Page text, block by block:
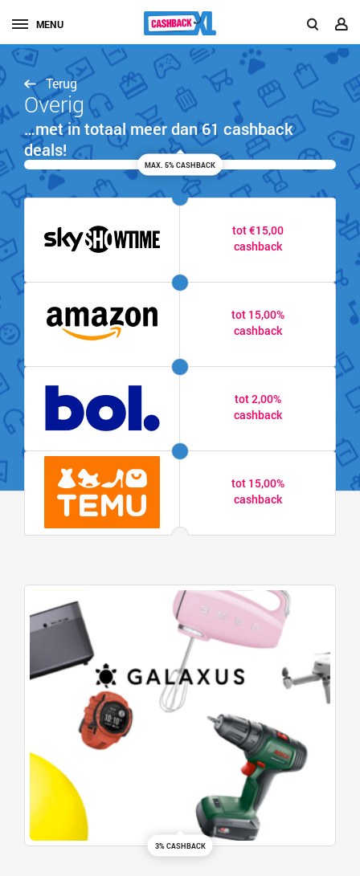
MENU
Terug
Overig
…met in totaal meer dan 61 cashback
deals!
MAX. 5% CASHBACK
tot €15,00
cashback
tot 15,00%
cashback
tot 2,00%
cashback
tot 15,00%
cashback
3% CASHBACK